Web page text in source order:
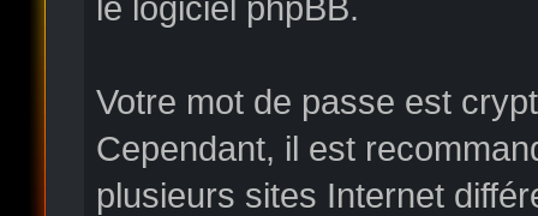
Votre mot de passe est
Cependant, il est
plusieurs sites Internet